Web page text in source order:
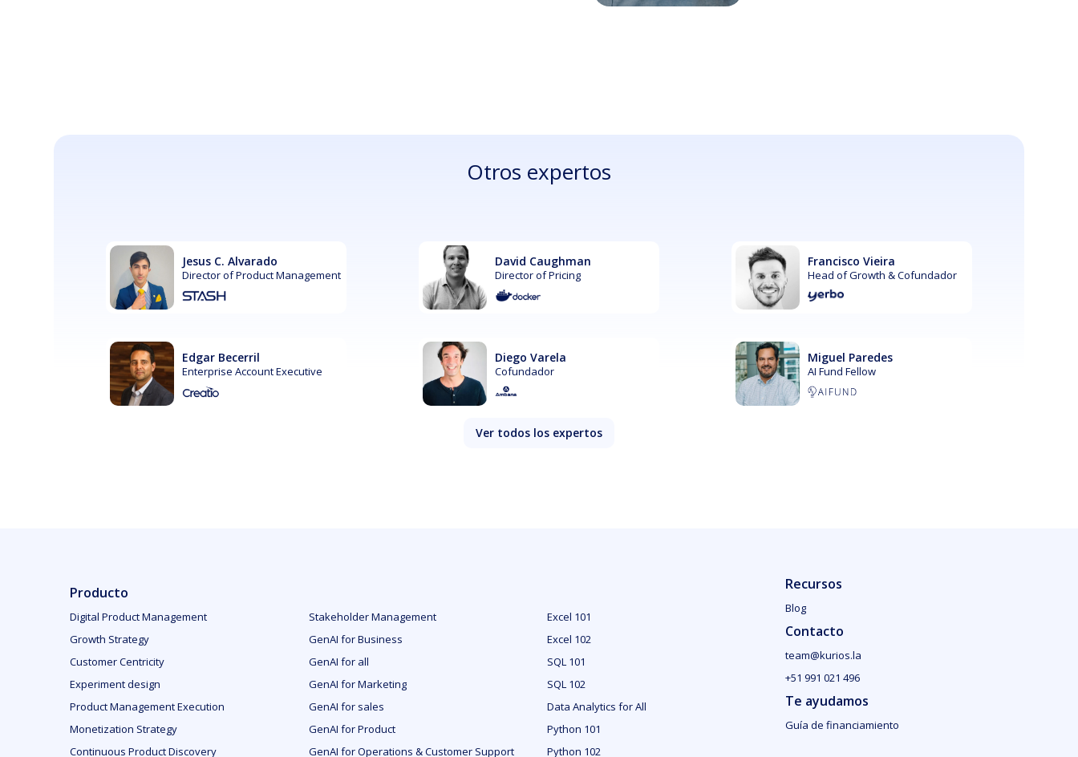
Otros expertos
Jesus C. Alvarado
Director of Product Management
David Caughman
Director of Pricing
Francisco Vieira
Head of Growth & Cofundador
Edgar Becerril
Enterprise Account Executive
Diego Varela
Cofundador
Miguel Paredes
AI Fund Fellow
Ver todos los expertos
Producto
Digital Product Management
Growth Strategy
Customer Centricity
Experiment design
Product Management Execution
Monetization Strategy
Continuous Product Discovery
Stakeholder Management
GenAI for Business
GenAI for all
GenAI for Marketing
GenAI for sales
GenAI for Product
GenAI for Operations & Customer Support
Excel 101
Excel 102
SQL 101
SQL 102
Data Analytics for All
Python 101
Python 102
Recursos
Blog
Contacto
team@kurios.la
+51 991 021 496
Te ayudamos
Guía de financiamiento